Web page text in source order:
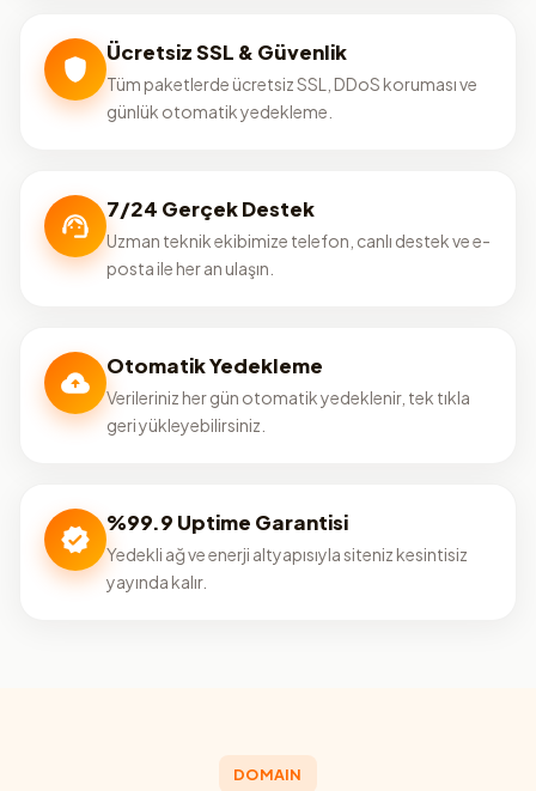
Ücretsiz SSL & Güvenlik
Tüm paketlerde ücretsiz SSL, DDoS koruması ve
günlük otomatik yedekleme.
7/24 Gerçek Destek
Uzman teknik ekibimize telefon, canlı destek ve e-
posta ile her an ulaşın.
Otomatik Yedekleme
Verileriniz her gün otomatik yedeklenir, tek tıkla
geri yükleyebilirsiniz.
%99.9 Uptime Garantisi
Yedekli ağ ve enerji altyapısıyla siteniz kesintisiz
yayında kalır.
DOMAIN